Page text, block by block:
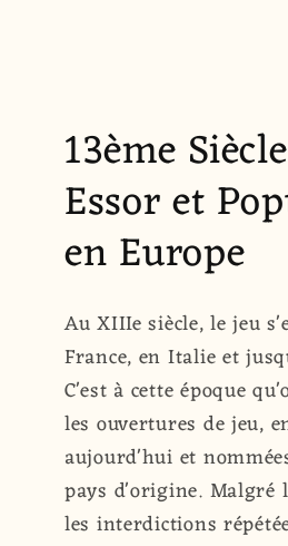
13ème
Essor et
en Europe
Au XIIIe siècle, le jeu
France, en Italie et
C'est à cette époque
les ouvertures de jeu,
aujourd'hui et
pays d'origine. Malgré
les interdictions